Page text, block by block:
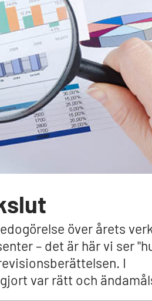
över årets
– det är här vi ser
I
var rätt och